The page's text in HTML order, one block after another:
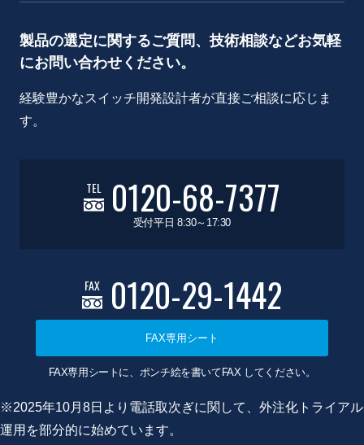
製品の選定に関するご質問、技術相談などお気軽
にお問い合わせください。
経験豊かなスイッチ開発設計者が直接ご相談に応じま
す。
TEL 0120-68-7377
受付平日 8:30～17:30
FAX 0120-29-1442
FAX専用シート
FAX専用シートに、ポンチ絵を書いてFAX してください。
※2025年10月8日より電話取次ぎに関して、外注化トライアル
運用を部分的に始めています。